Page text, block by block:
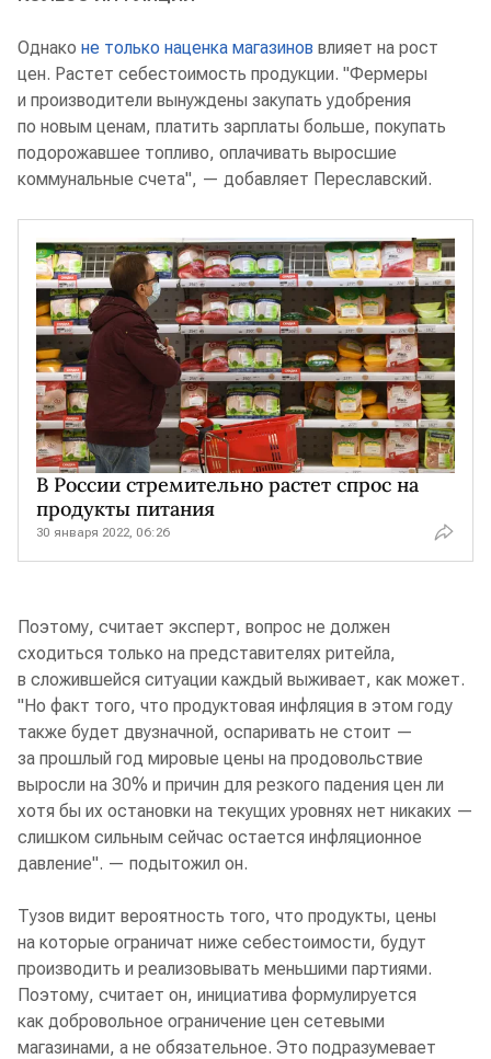
Однако не только наценка магазинов влияет на рост
цен. Растет себестоимость продукции. "Фермеры
и производители вынуждены закупать удобрения
по новым ценам, платить зарплаты больше, покупать
подорожавшее топливо, оплачивать выросшие
коммунальные счета", — добавляет Переславский.
В России стремительно растет спрос на
продукты питания
30 января 2022, 06:26
Поэтому, считает эксперт, вопрос не должен
сходиться только на представителях ритейла,
в сложившейся ситуации каждый выживает, как может.
"Но факт того, что продуктовая инфляция в этом году
также будет двузначной, оспаривать не стоит —
за прошлый год мировые цены на продовольствие
выросли на 30% и причин для резкого падения цен ли
хотя бы их остановки на текущих уровнях нет никаких —
слишком сильным сейчас остается инфляционное
давление". — подытожил он.
Тузов видит вероятность того, что продукты, цены
на которые ограничат ниже себестоимости, будут
производить и реализовывать меньшими партиями.
Поэтому, считает он, инициатива формулируется
как добровольное ограничение цен сетевыми
магазинами, а не обязательное. Это подразумевает